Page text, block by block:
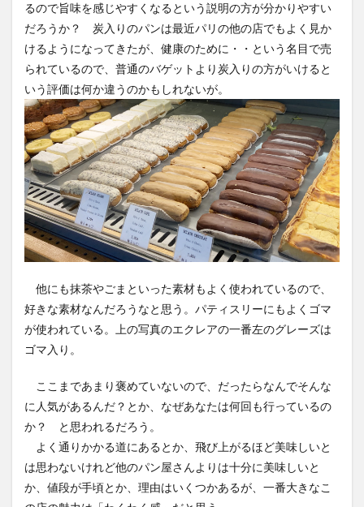
るので旨味を感じやすくなるという説明の方が分かりやすい
だろうか？ 炭入りのパンは最近パリの他の店でもよく見か
けるようになってきたが、健康のために・・という名目で売
られているので、普通のバゲットより炭入りの方がいけると
いう評価は何か違うのかもしれないが。
他にも抹茶やごまといった素材もよく使われているので、
好きな素材なんだろうなと思う。パティスリーにもよくゴマ
が使われている。上の写真のエクレアの一番左のグレーズは
ゴマ入り。
ここまであまり褒めていないので、だったらなんでそんな
に人気があるんだ？とか、なぜあなたは何回も行っているの
か？ と思われるだろう。
よく通りかかる道にあるとか、飛び上がるほど美味しいと
は思わないけれど他のパン屋さんよりは十分に美味しいと
か、値段が手頃とか、理由はいくつかあるが、一番大きなこ